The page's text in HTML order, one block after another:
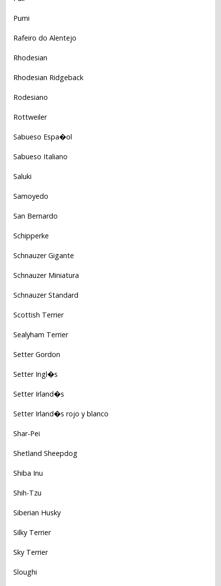
Pumi
Rafeiro do Alentejo
Rhodesian
Rhodesian Ridgeback
Rodesiano
Rottweiler
Sabueso Espa�ol
Sabueso Italiano
Saluki
Samoyedo
San Bernardo
Schipperke
Schnauzer Gigante
Schnauzer Miniatura
Schnauzer Standard
Scottish Terrier
Sealyham Terrier
Setter Gordon
Setter Ingl�s
Setter Irland�s
Setter Irland�s rojo y blanco
Shar-Pei
Shetland Sheepdog
Shiba Inu
Shih-Tzu
Siberian Husky
Silky Terrier
Sky Terrier
Sloughi